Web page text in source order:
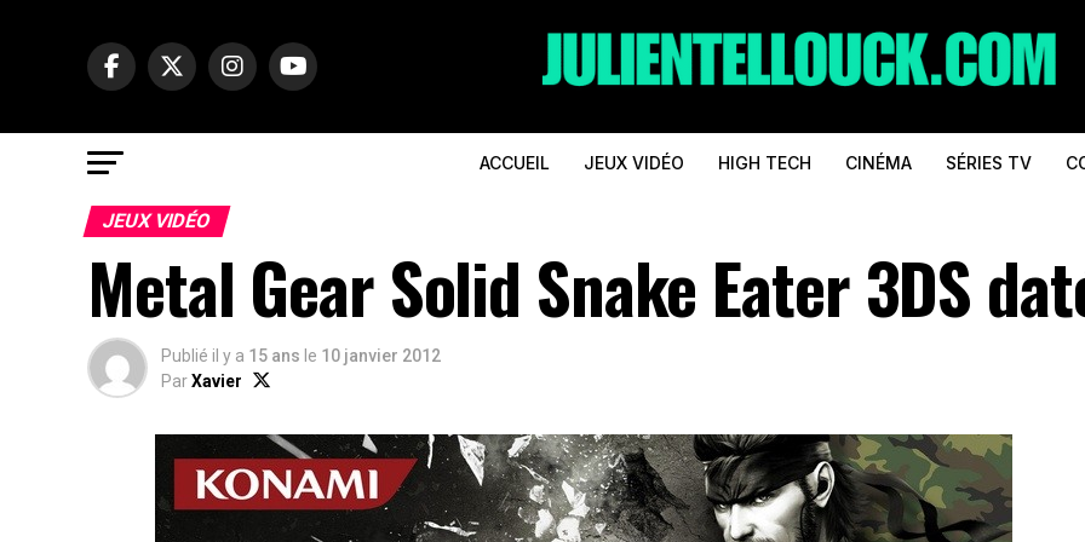
ACCUEIL JEUX VIDÉO HIGH TECH CINÉMA SÉRIES TV
JEUX VIDÉO
Metal Gear Solid Snake Eater 3DS
Publié il y a 15 ans le 10 janvier 2012
ParXavier